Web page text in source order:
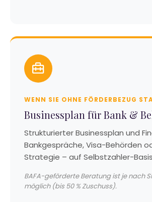
WENN SIE OHNE FÖRDERBEZUG
Businessplan für Bank &
Strukturierter Businessplan und
Bankgespräche, Visa-Behörden
Strategie – auf Selbstzahler-
BAFA-geförderte Beratung ist je nach
möglich (bis 50 % Zuschuss).